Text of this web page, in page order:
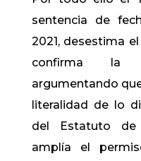
sentencia de
2021, desestima
confirma la
argumentando
literalidad de lo
del Estatuto de
amplía el